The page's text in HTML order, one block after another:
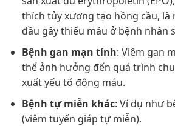
thích tủy xương tạo hồng cầu, là
đầu gây thiếu máu ở bệnh nhân
Bệnh gan mạn tính: Viêm gan
thể ảnh hưởng đến quá trình
xuất yếu tố đông máu.
Bệnh tự miễn khác: Ví dụ như
(viêm tuyến giáp tự miễn).